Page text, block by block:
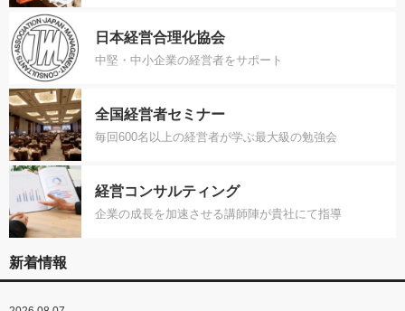
日本経営合理化協会
中堅・中小企業の経営者をサポート
全国経営者セミナー
毎回600名以上の経営者が学ぶ最大級の勉強会
経営コンサルティング
企業の成長を加速させる講師陣が貴社にて指導
新着情報